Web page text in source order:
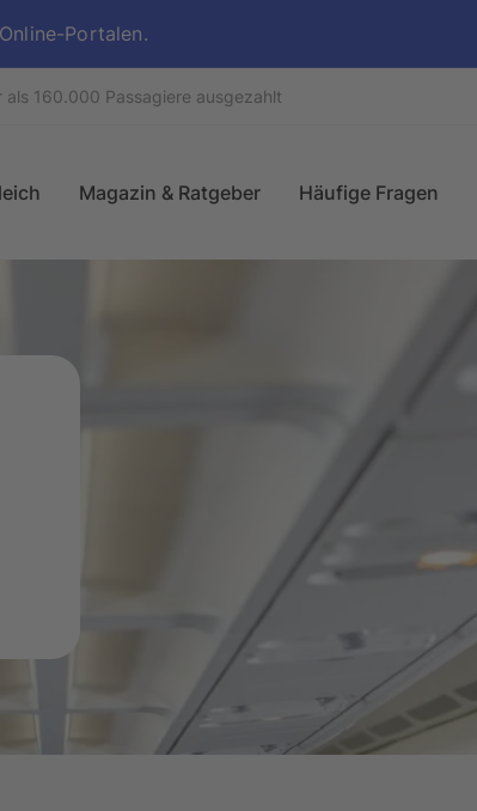
Portalen.
als 160.000 Passagiere ausgezahlt
Magazin & Ratgeber Häufige Fragen